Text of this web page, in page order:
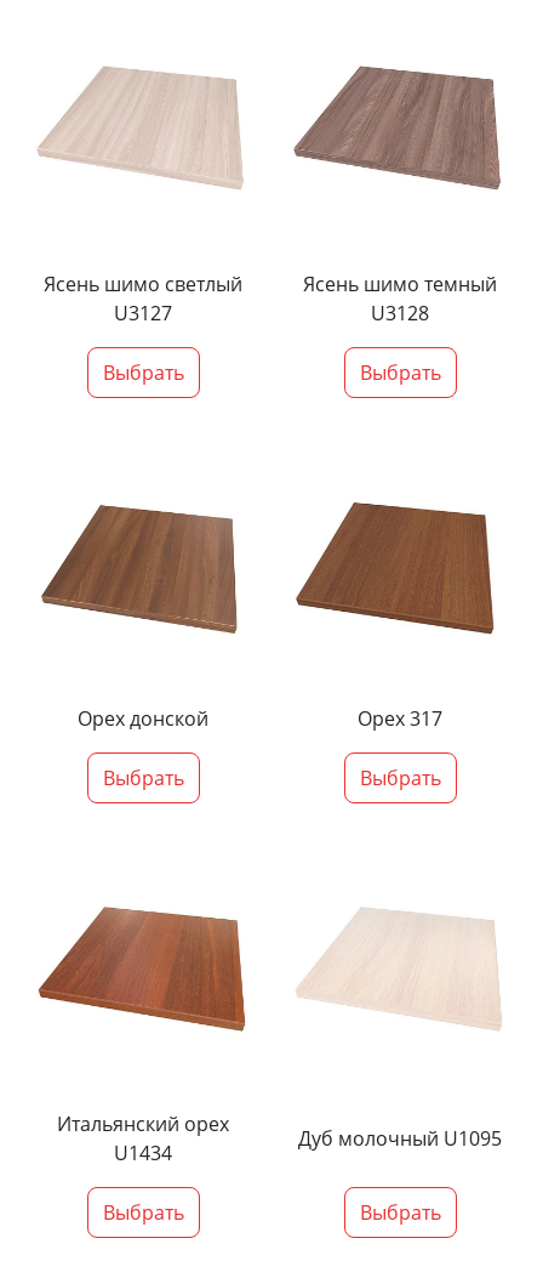
Ясень шимо светлый
U3127
Выбрать
Ясень шимо темный
U3128
Выбрать
Орех донской
Выбрать
Орех 317
Выбрать
Итальянский орех
U1434
Выбрать
Дуб молочный U1095
Выбрать